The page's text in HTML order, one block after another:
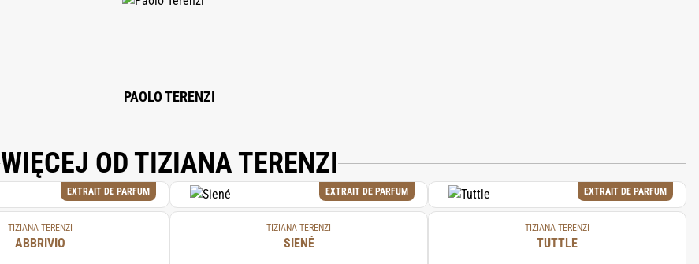
PAOLO TERENZI
WIĘCEJ OD TIZIANA TERENZI
EXTRAIT DE PARFUM
TIZIANA TERENZI
ABBRIVIO
EXTRAIT DE PARFUM
TIZIANA TERENZI
SIENÉ
EXTRAIT DE PARFUM
TIZIANA TERENZI
TUTTLE